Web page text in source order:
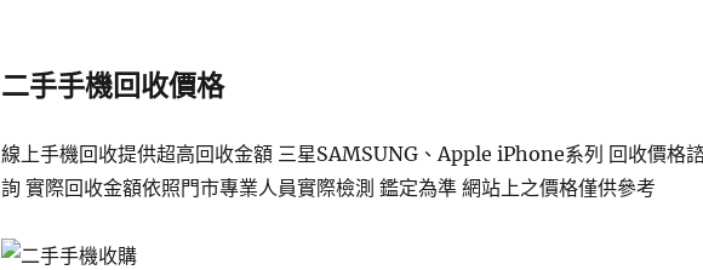
二手手機回收價格
線上手機回收提供超高回收金額 三星SAMSUNG、Apple iPhone系列 回收價格
詢 實際回收金額依照門市專業人員實際檢測 鑑定為準 網站上之價格僅供參考